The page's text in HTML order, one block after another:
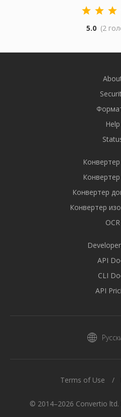
5.0 (2
Help
Конвертер
Конвертер
OCR
API
CLI
API
© 2014–2026 Convertio
Terms of Use